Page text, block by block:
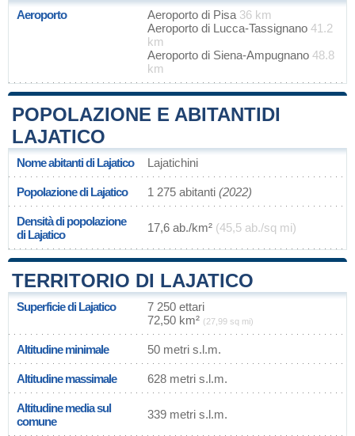
Aeroporto Aeroporto di Pisa 36 km
Aeroporto di Lucca-Tassignano 41.2
km
Aeroporto di Siena-Ampugnano 48.8
km
POPOLAZIONE E ABITANTIDI
LAJATICO
Nome abitanti di Lajatico Lajatichini
Popolazione di Lajatico 1 275 abitanti (2022)
Densità di popolazione
di Lajatico
17,6 ab./km² (45,5 ab./sq mi)
TERRITORIO DI LAJATICO
Superficie di Lajatico
7 250 ettari
72,50 km² (27,99 sq mi)
Altitudine minimale 50 metri s.l.m.
Altitudine massimale 628 metri s.l.m.
Altitudine media sul
comune
339 metri s.l.m.